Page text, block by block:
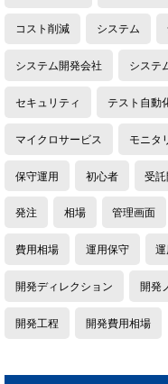
コスト削減 システム
システム開発会社 システ
セキュリティ テスト自動
マイクロサービス モニタ
保守運用 初心者 受
発注 相場 管理画面
費用相場 運用保守
開発ディレクション 開発
開発工程 開発費用相場